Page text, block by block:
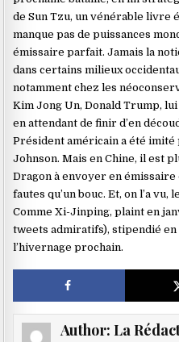
de Sun Tzu, un vénérable livre
manque pas de puissances
émissaire parfait. Jamais la
dans certains milieux
notamment chez les
Kim Jong Un, Donald Trump,
en attendant de finir d’en
Président américain a été
Johnson. Mais en Chine, il est
Dragon à envoyer en
fautes qu’un bouc. Et, on l’a
Comme Xi-Jinping, plaint en
tweets admiratifs), stipendié
l’hivernage prochain.
Author: La